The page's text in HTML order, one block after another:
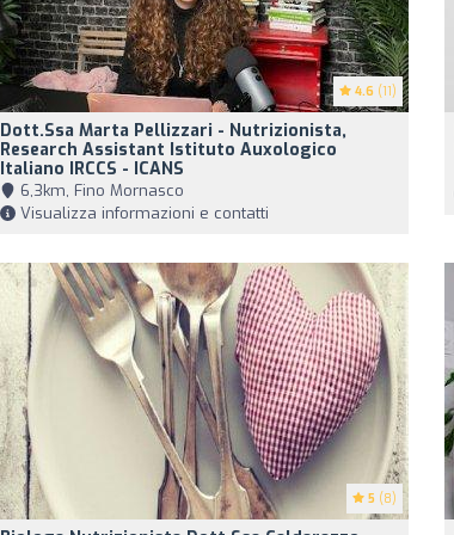
4.6 (11)
Dott.ssa Marta Pellizzari - Nutrizionista,
Research Assistant Istituto Auxologico
Italiano IRCCS - ICANS
6,3km, Fino Mornasco
Visualizza informazioni e contatti
5 (8)